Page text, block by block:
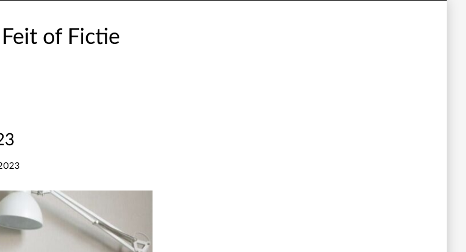
Feit of Fictie